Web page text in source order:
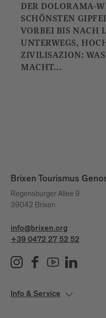
DER DOLORAMA-
SCHÖNSTEN
VORBEI BIS NACH
UNTERWEGS,
ZIVILISAZION:
MACHT...
Brixen Tourismus
Regensburger Allee 9
39042 Brixen
info@brixen.org
+39 0472 27 52 52
Info & Service